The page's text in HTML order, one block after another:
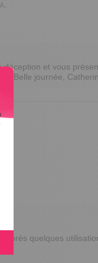
et vous
Belle journée,
après quelques